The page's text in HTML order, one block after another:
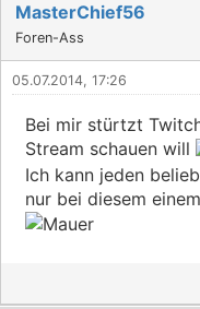
MasterChief56
Foren-Ass
05.07.2014, 17:26
Bei mir stürtzt
Stream schauen will
Ich kann jeden
nur bei diesem